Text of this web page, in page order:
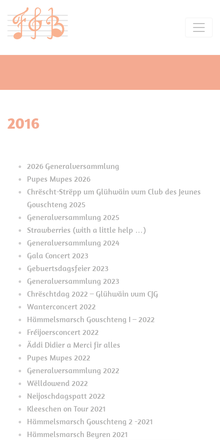
2016
2026 Generalversammlung
Pupes Mupes 2026
Chrëscht-Strëpp um Glühwäin vum Club des Jeunes
Gouschteng 2025
Generalversammlung 2025
Strawberries (with a little help …)
Generalversammlung 2024
Gala Concert 2023
Gebuertsdagsfeier 2023
Generalversammlung 2023
Chrëschtdag 2022 – Glühwäin vum CJG
Wanterconcert 2022
Hämmelsmarsch Gouschteng I – 2022
Fréijoersconcert 2022
Äddi Didier a Merci fir alles
Pupes Mupes 2022
Generalversammlung 2022
Wëlldowend 2022
Neijoschdagspatt 2022
Kleeschen on Tour 2021
Hämmelsmarsch Gouschteng 2 -2021
Hämmelsmarsch Beyren 2021